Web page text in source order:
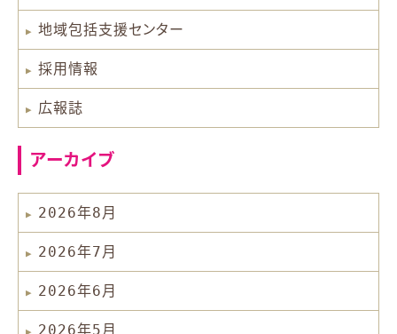
地域包括支援センター
採用情報
広報誌
アーカイブ
2026年8月
2026年7月
2026年6月
2026年5月